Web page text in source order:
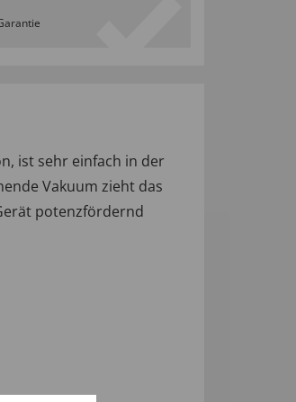
ist sehr einfach in der
Vakuum zieht das
potenzfördernd